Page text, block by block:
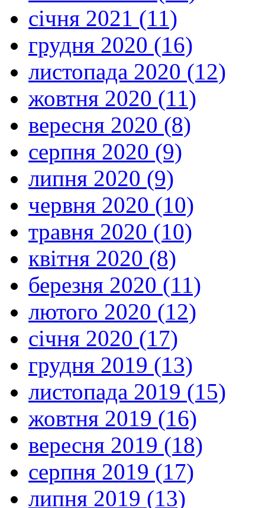
січня 2021 (11)
грудня 2020 (16)
листопада 2020 (12)
жовтня 2020 (11)
вересня 2020 (8)
серпня 2020 (9)
липня 2020 (9)
червня 2020 (10)
травня 2020 (10)
квітня 2020 (8)
березня 2020 (11)
лютого 2020 (12)
січня 2020 (17)
грудня 2019 (13)
листопада 2019 (15)
жовтня 2019 (16)
вересня 2019 (18)
серпня 2019 (17)
липня 2019 (13)